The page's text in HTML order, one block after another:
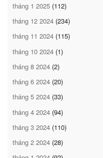
tháng 1 2025 (112)
tháng 12 2024 (234)
tháng 11 2024 (115)
tháng 10 2024 (1)
tháng 8 2024 (2)
tháng 6 2024 (20)
tháng 5 2024 (33)
tháng 4 2024 (94)
tháng 3 2024 (110)
tháng 2 2024 (28)